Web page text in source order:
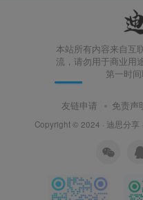
本站所有内容来自互
流，请勿用于商业用
第一时
友链申请 免责声
Copyright © 2024 · 迪思分享